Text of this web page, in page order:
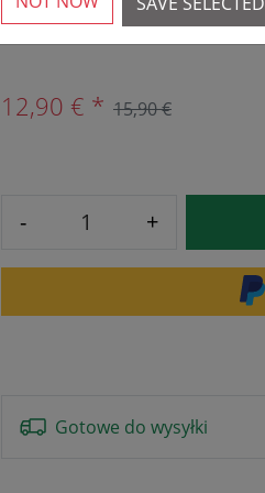
Dostępnych jest ponad 10
12,90 € * 15,90 €
- +
Gotowe do wysyłki